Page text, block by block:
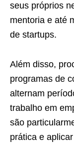
seus próprios
mentoria e até
de startups.
Além disso,
programas de
alternam
trabalho em
são
prática e